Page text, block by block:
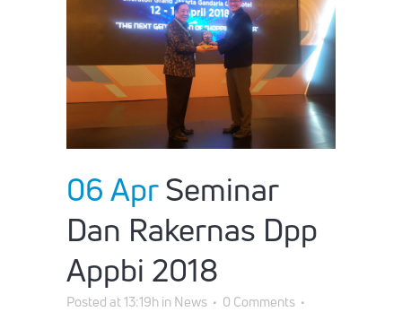
06 AprSeminar
Dan Rakernas Dpp
Appbi 2018
Posted at 13:19hinNews
0 Comments